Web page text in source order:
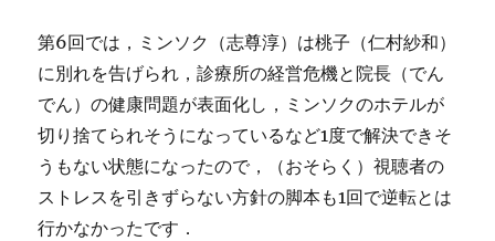
第6回では，ミンソク（志尊淳）は桃子（仁村紗和）
に別れを告げられ，診療所の経営危機と院長（でん
でん）の健康問題が表面化し，ミンソクのホテルが
切り捨てられそうになっているなど1度で解決できそ
うもない状態になったので，（おそらく）視聴者の
ストレスを引きずらない方針の脚本も1回で逆転とは
行かなかったです．